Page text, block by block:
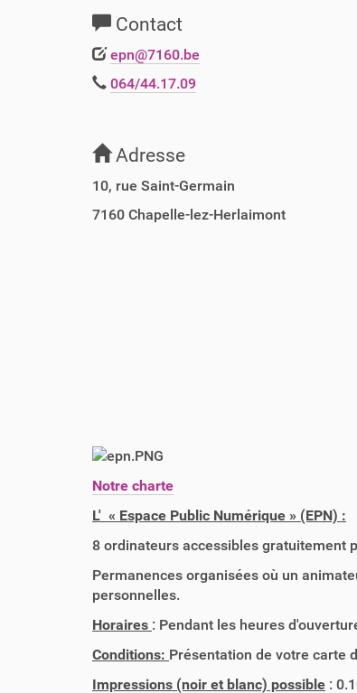
s
i
c
Contact
epn@7160.be
064/44.17.09
Adresse
10, rue Saint-Germain
7160 Chapelle-lez-Herlaimont
Notre charte
L' « Espace Public Numérique » (EPN) :
8 ordinateurs accessibles gratuitement
Permanences organisées où un
personnelles.
Horaires : Pendant les heures
Conditions: Présentation de votre carte
Impressions (noir et blanc) possible :